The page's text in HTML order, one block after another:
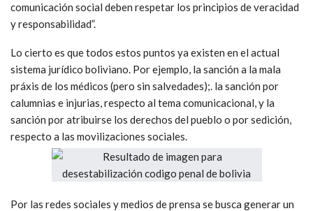
comunicación social deben respetar los principios de veracidad
y responsabilidad”.
Lo cierto es que todos estos puntos ya existen en el actual
sistema jurídico boliviano. Por ejemplo, la sanción a la mala
práxis de los médicos (pero sin salvedades);. la sanción por
calumnias e injurias, respecto al tema comunicacional, y la
sanción por atribuirse los derechos del pueblo o por sedición,
respecto a las movilizaciones sociales.
Por las redes sociales y medios de prensa se busca generar un